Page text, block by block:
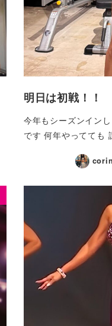
明日は初戦！！
今年もシーズンイン
です 何年やってても